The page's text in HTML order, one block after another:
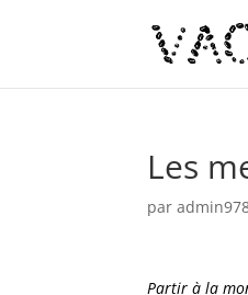
Les
par
Partir à la